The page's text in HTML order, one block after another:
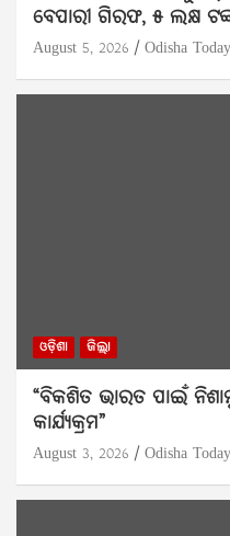
ବେପାରୀ ଗିରଫ, ୫ ଲକ୍ଷ
August 5, 2026 Odisha Today
ଓଡ଼ିଶା ଜିଲ୍ଲା
“ବିକଶିତ ଭାରତ ପାଇଁ
କାର୍ଯ୍ୟକ୍ରମ”
August 3, 2026 Odisha Today